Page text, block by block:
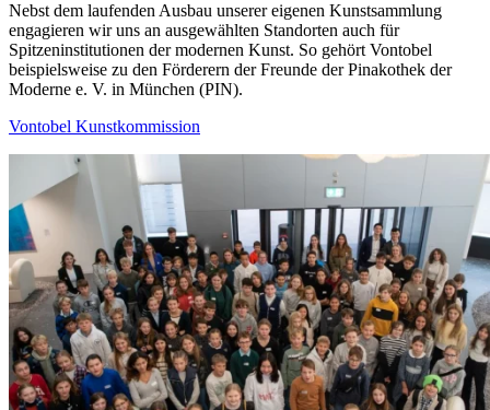
Nebst dem laufenden Ausbau unserer eigenen Kunstsammlung
engagieren wir uns an ausgewählten Standorten auch für
Spitzeninstitutionen der modernen Kunst. So gehört Vontobel
beispielsweise zu den Förderern der Freunde der Pinakothek der
Moderne e. V. in München (PIN).
Vontobel Kunstkommission